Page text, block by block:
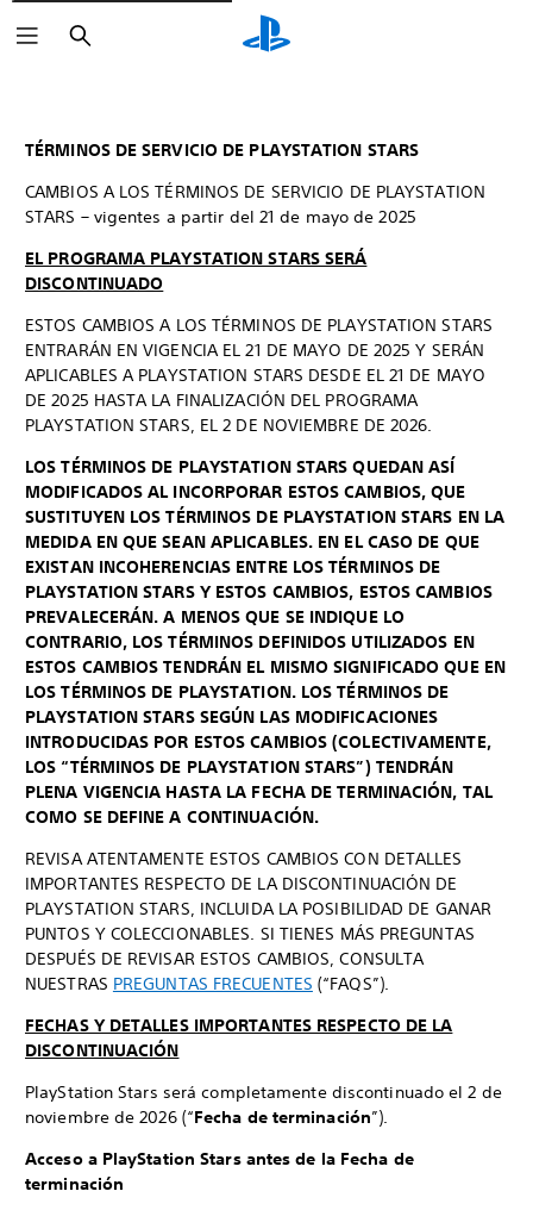
Buscar
TÉRMINOS DE SERVICIO DE PLAYSTATION STARS
CAMBIOS A LOS TÉRMINOS DE SERVICIO DE PLAYSTATION
STARS – vigentes a partir del 21 de mayo de 2025
EL PROGRAMA PLAYSTATION STARS SERÁ
DISCONTINUADO
ESTOS CAMBIOS A LOS TÉRMINOS DE PLAYSTATION STARS
ENTRARÁN EN VIGENCIA EL 21 DE MAYO DE 2025 Y SERÁN
APLICABLES A PLAYSTATION STARS DESDE EL 21 DE MAYO
DE 2025 HASTA LA FINALIZACIÓN DEL PROGRAMA
PLAYSTATION STARS, EL 2 DE NOVIEMBRE DE 2026.
LOS TÉRMINOS DE PLAYSTATION STARS QUEDAN ASÍ
MODIFICADOS AL INCORPORAR ESTOS CAMBIOS, QUE
SUSTITUYEN LOS TÉRMINOS DE PLAYSTATION STARS EN LA
MEDIDA EN QUE SEAN APLICABLES. EN EL CASO DE QUE
EXISTAN INCOHERENCIAS ENTRE LOS TÉRMINOS DE
PLAYSTATION STARS Y ESTOS CAMBIOS, ESTOS CAMBIOS
PREVALECERÁN. A MENOS QUE SE INDIQUE LO
CONTRARIO, LOS TÉRMINOS DEFINIDOS UTILIZADOS EN
ESTOS CAMBIOS TENDRÁN EL MISMO SIGNIFICADO QUE EN
LOS TÉRMINOS DE PLAYSTATION. LOS TÉRMINOS DE
PLAYSTATION STARS SEGÚN LAS MODIFICACIONES
INTRODUCIDAS POR ESTOS CAMBIOS (COLECTIVAMENTE,
LOS “TÉRMINOS DE PLAYSTATION STARS”) TENDRÁN
PLENA VIGENCIA HASTA LA FECHA DE TERMINACIÓN, TAL
COMO SE DEFINE A CONTINUACIÓN.
REVISA ATENTAMENTE ESTOS CAMBIOS CON DETALLES
IMPORTANTES RESPECTO DE LA DISCONTINUACIÓN DE
PLAYSTATION STARS, INCLUIDA LA POSIBILIDAD DE GANAR
PUNTOS Y COLECCIONABLES. SI TIENES MÁS PREGUNTAS
DESPUÉS DE REVISAR ESTOS CAMBIOS, CONSULTA
NUESTRAS PREGUNTAS FRECUENTES (“FAQS”).
FECHAS Y DETALLES IMPORTANTES RESPECTO DE LA
DISCONTINUACIÓN
PlayStation Stars será completamente discontinuado el 2 de
noviembre de 2026 (“Fecha de terminación”).
Acceso a PlayStation Stars antes de la Fecha de
terminación